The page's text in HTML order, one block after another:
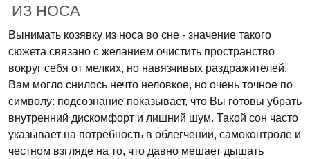
ИЗ НОСА
Вынимать козявку из носа во сне - значение такого
сюжета связано с желанием очистить пространство
вокруг себя от мелких, но навязчивых раздражителей.
Вам могло снилось нечто неловкое, но очень точное по
символу: подсознание показывает, что Вы готовы убрать
внутренний дискомфорт и лишний шум. Такой сон часто
указывает на потребность в облегчении, самоконтроле и
честном взгляде на то, что давно мешает дышать